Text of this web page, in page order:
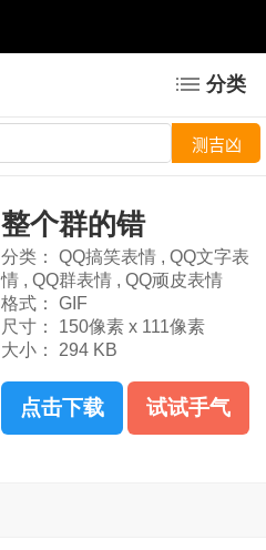
分类
整个群的错
分类： QQ搞笑表情 , QQ文字表
情 , QQ群表情 , QQ顽皮表情
格式：
GIF
尺寸：
150像素 x 111像素
大小：
294 KB
点击下载 试试手气